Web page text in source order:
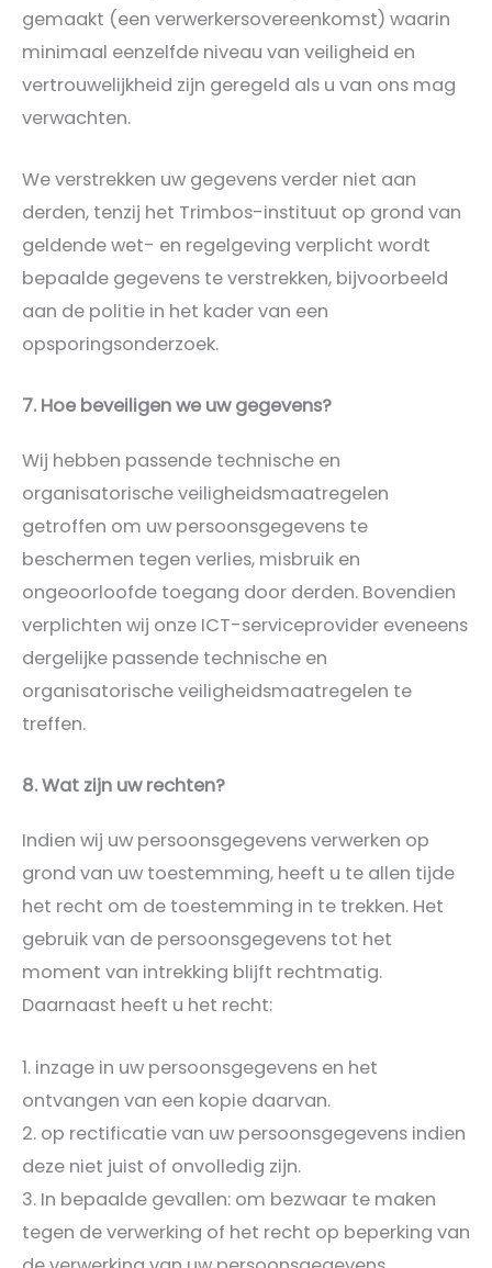
gemaakt (een verwerkersovereenkomst) waarin
minimaal eenzelfde niveau van veiligheid en
vertrouwelijkheid zijn geregeld als u van ons mag
verwachten.
We verstrekken uw gegevens verder niet aan
derden, tenzij het Trimbos-instituut op grond van
geldende wet- en regelgeving verplicht wordt
bepaalde gegevens te verstrekken, bijvoorbeeld
aan de politie in het kader van een
opsporingsonderzoek.
7. Hoe beveiligen we uw gegevens?
Wij hebben passende technische en
organisatorische veiligheidsmaatregelen
getroffen om uw persoonsgegevens te
beschermen tegen verlies, misbruik en
ongeoorloofde toegang door derden. Bovendien
verplichten wij onze ICT-serviceprovider eveneens
dergelijke passende technische en
organisatorische veiligheidsmaatregelen te
treffen.
8. Wat zijn uw rechten?
Indien wij uw persoonsgegevens verwerken op
grond van uw toestemming, heeft u te allen tijde
het recht om de toestemming in te trekken. Het
gebruik van de persoonsgegevens tot het
moment van intrekking blijft rechtmatig.
Daarnaast heeft u het recht:
inzage in uw persoonsgegevens en het
ontvangen van een kopie daarvan.
op rectificatie van uw persoonsgegevens indien
deze niet juist of onvolledig zijn.
In bepaalde gevallen: om bezwaar te maken
tegen de verwerking of het recht op beperking van